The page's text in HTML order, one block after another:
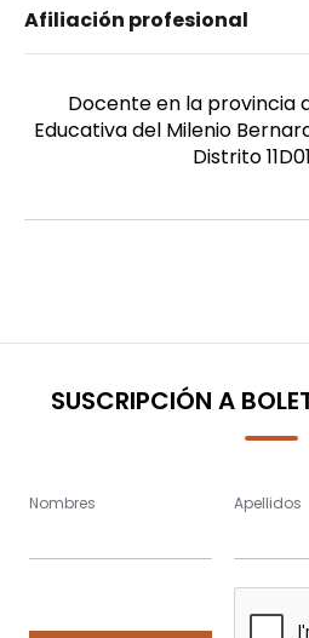
Parra Manchay, Luz
Femenino
Afiliación profesional
Docente en la provincia
Educativa del Milenio
Distrito
SUSCRIPCIÓN A
Nombres Apellidos